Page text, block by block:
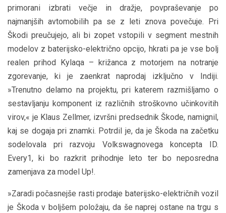
primorani izbrati večje in dražje, povpraševanje po
najmanjših avtomobilih pa se z leti znova povečuje. Pri
Škodi preučujejo, ali bi zopet vstopili v segment mestnih
modelov z baterijsko-električno opcijo, hkrati pa je vse bolj
realen prihod Kylaqa – križanca z motorjem na notranje
zgorevanje, ki je zaenkrat naprodaj izključno v Indiji.
»Trenutno delamo na projektu, pri katerem razmišljamo o
sestavljanju komponent iz različnih stroškovno učinkovitih
virov,« je Klaus Zellmer, izvršni predsednik Škode, namignil,
kaj se dogaja pri znamki. Potrdil je, da je Škoda na začetku
sodelovala pri razvoju Volkswagnovega koncepta ID.
Every1, ki bo razkrit prihodnje leto ter bo neposredna
zamenjava za model Up!.
»Zaradi počasnejše rasti prodaje baterijsko-električnih vozil
je Škoda v boljšem položaju, da še naprej ostane na trgu s